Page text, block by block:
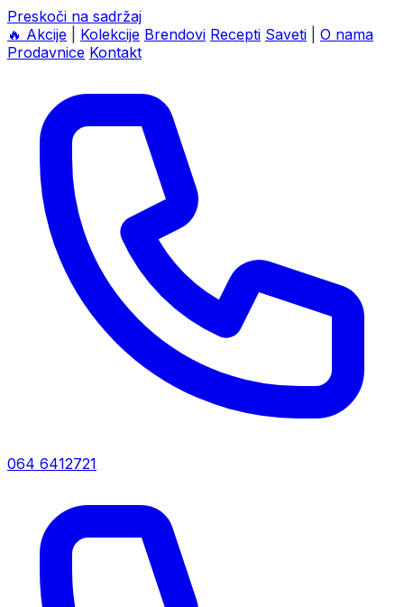
Preskoči na sadržaj
🔥 Akcije Kolekcije Brendovi Recepti Saveti
O nama
Prodavnice Kontakt
064 6412721